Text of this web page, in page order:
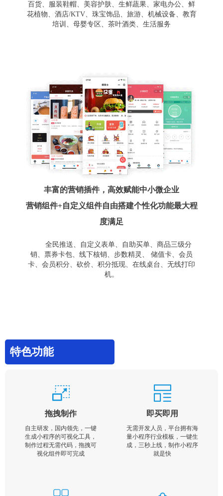
百货、服装鞋帽、美容护肤、生鲜蔬果、家电办公、鲜
花植物、酒店/KTV、珠宝饰品、旅游、机械设备、教育
培训、母婴专区、茶叶酒类、生活服务
丰富的营销插件，高效赋能中小微企业
营销组件+自定义组件自由搭建个性化功能最大程
度满足
全民推送、自定义表单、自助买单、商品三级分
销、票券卡包、线下核销、步数精灵、 储值卡、会员
卡、会员积分、砍价、积分抵现、在线桌台、无线打印
机。
特色功能
拖拽制作
自主研发，国内领先，一键
生成小程序的可视化工具，
制作过程无需代码，拖拽可
视化组件即可完成
即买即用
无需开发人员，平台拥有海
量小程序行业模板，一键生
成，三秒上线，制作小程序
就是快